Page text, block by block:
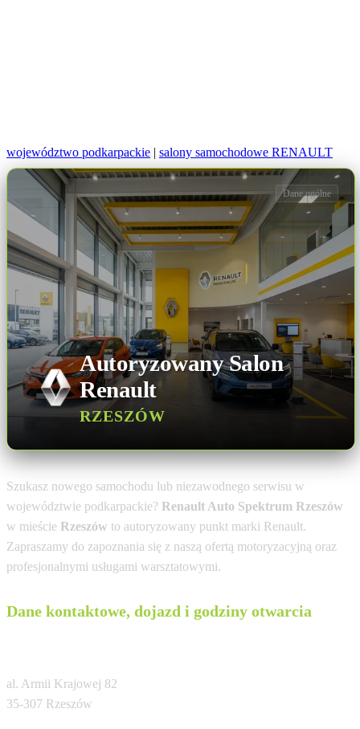
województwo podkarpackie | salony samochodowe RENAULT
Autoryzowany Salon
Renault
RZESZÓW
Dane ogólne
Szukasz nowego samochodu lub niezawodnego serwisu w
województwie podkarpackie? Renault Auto Spektrum Rzeszów
w mieście Rzeszów to autoryzowany punkt marki Renault.
Zapraszamy do zapoznania się z naszą ofertą motoryzacyjną oraz
profesjonalnymi usługami warsztatowymi.
Dane kontaktowe, dojazd i godziny otwarcia
al. Armii Krajowej 82
35-307 Rzeszów